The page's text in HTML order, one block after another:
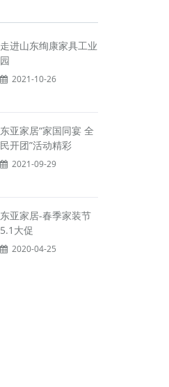
走进山东绚康家具工业
园
2021-10-26
东亚家居“家国同宴 全
民开团”活动精彩
2021-09-29
东亚家居-春季家装节
5.1大促
2020-04-25